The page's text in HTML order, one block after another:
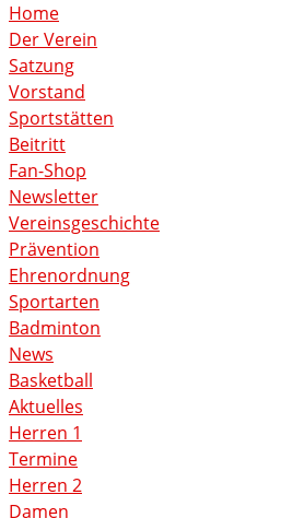
Home
Der Verein
Satzung
Vorstand
Sportstätten
Beitritt
Fan-Shop
Newsletter
Vereinsgeschichte
Prävention
Ehrenordnung
Sportarten
Badminton
News
Basketball
Aktuelles
Herren 1
Termine
Herren 2
Damen